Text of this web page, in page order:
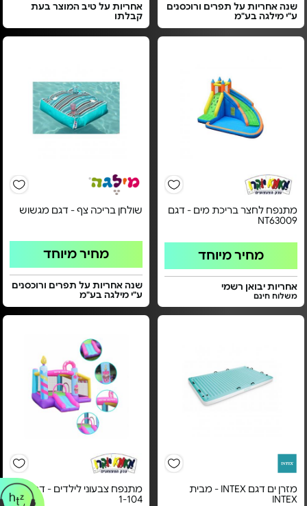
שנה אחריות על תפרים ורוכסנים
ע"י מילגה בע"מ
אחריות על טיב המוצר בעת
קבלתו
מתנפח לחצר בריכת מים - דגם
NT63009
מחיר מיוחד
אחריות יבואן רשמי
משלוח חינם
שולחן בריכה צף - דגם מגשוש
מחיר מיוחד
שנה אחריות על תפרים ורוכסנים
ע"י מילגה בע"מ
מזרן ים דגם INTEX - מבית
INTEX
מתנפח צבעוני לילדים - דגם FL-
1-104